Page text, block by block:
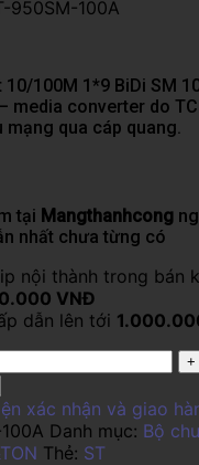
950SM-100A
10/100M 1*9 BiDi SM
media converter do
mạng qua cáp quang.
tại Mangthanhcong
nhất chưa từng có
nội thành trong bán
VNĐ
dẫn lên tới
xác nhận và giao
Danh mục: Bộ
Thẻ: ST